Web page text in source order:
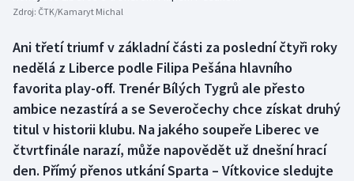
Biatlon
Boby a skeleton
Box
Cyklistika
AZ kvíz
Zdroj: ČTK/Kamaryt Michal
Ani třetí triumf v základní části za poslední čtyři roky
nedělá z Liberce podle Filipa Pešána hlavního
favorita play-off. Trenér Bílých Tygrů ale přesto
ambice nezastírá a se Severočechy chce získat druhý
titul v historii klubu. Na jakého soupeře Liberec ve
čtvrtfinále narazí, může napovědět už dnešní hrací
den. Přímý přenos utkání Sparta – Vítkovice sledujte